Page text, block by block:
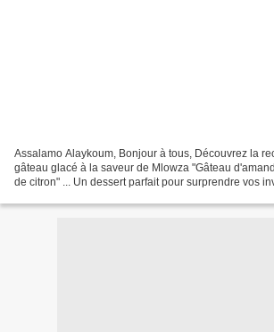
Assalamo Alaykoum, Bonjour à tous, Découvrez la
gâteau glacé à la saveur de Mlowza "Gâteau
de citron" ... Un dessert parfait pour surprendre vos